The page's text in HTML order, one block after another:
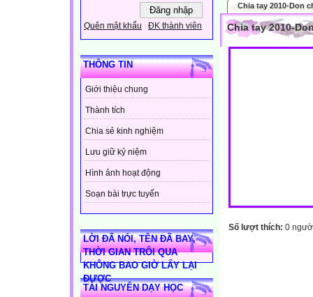
Quên mật khẩu ĐK thành viên
THÔNG TIN
Giới thiệu chung
Thành tích
Chia sẻ kinh nghiệm
Lưu giữ kỷ niệm
Hình ảnh hoạt động
Soạn bài trực tuyến
LỜI ĐÃ NÓI, TÊN ĐÃ BAY,
THỜI GIAN TRÔI QUA
KHÔNG BAO GIỜ LẤY LẠI
ĐƯỢC
TÀI NGUYÊN DẠY HỌC
Chia tay 2010-Don
Chia tay 2010-
Số lượt thích: 0